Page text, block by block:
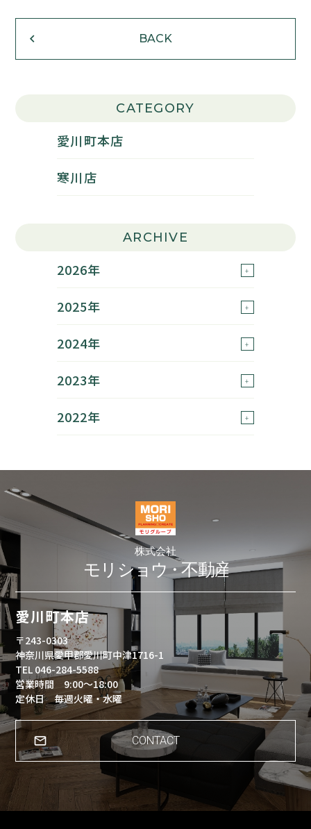
BACK
CATEGORY
愛川町本店
寒川店
ARCHIVE
2026年
2025年
2024年
2023年
2022年
愛川町本店
〒243-0303
神奈川県愛甲郡愛川町中津1716-1
TEL 046-284-5588
営業時間 9:00～18:00
定休日 毎週火曜・水曜
CONTACT